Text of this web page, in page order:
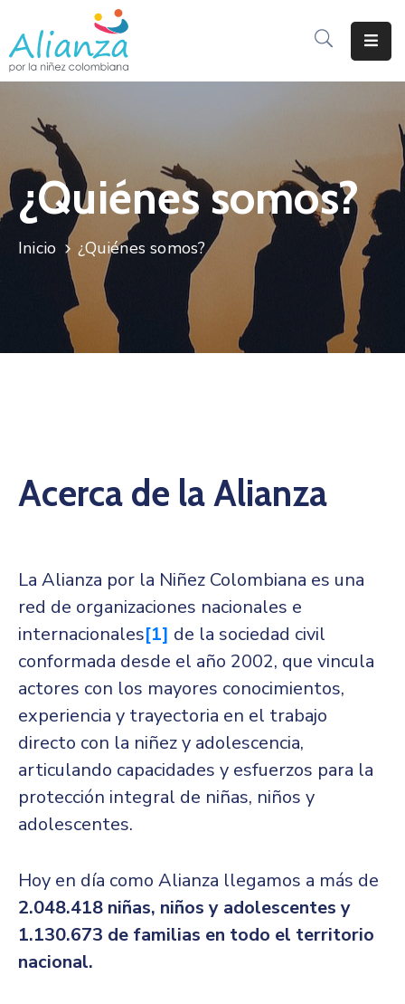
Inicio
Alianza
Documentos
Prensa
¿Quiénes somos?
Inicio ¿Quiénes somos?
Acerca de la Alianza
La Alianza por la Niñez Colombiana es una
red de organizaciones nacionales e
internacionales[1] de la sociedad civil
conformada desde el año 2002, que vincula
actores con los mayores conocimientos,
experiencia y trayectoria en el trabajo
directo con la niñez y adolescencia,
articulando capacidades y esfuerzos para la
protección integral de niñas, niños y
adolescentes.
Hoy en día como Alianza llegamos a más de
2.048.418 niñas, niños y adolescentes y
1.130.673 de familias en todo el territorio
nacional.